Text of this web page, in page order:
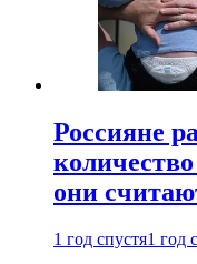
Россияне
они
1 год спустя1 год